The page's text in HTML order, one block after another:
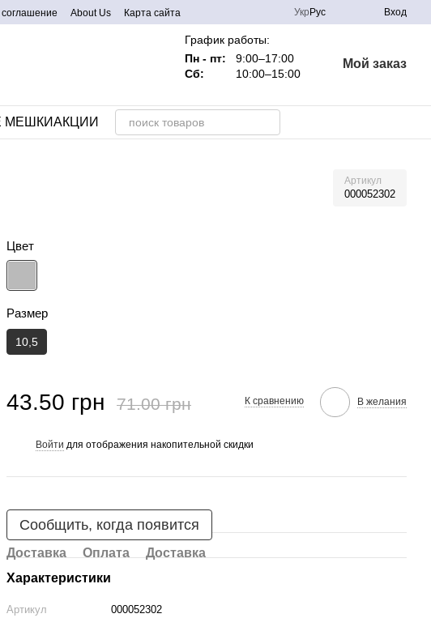
соглашение About Us Карта сайта Укр Рус Вход
График работы:
Пн - пт:
9:00–17:00
Сб:
10:00–15:00
Мой заказ
МЕШКИАКЦИИ
Артикул
000052302
Цвет
Размер
10,5
43.50 грн 71.00 грн К сравнению В желания
Войти для отображения накопительной скидки
Сообщить, когда появится
Доставка Оплата
Доставка
Характеристики
Артикул
000052302